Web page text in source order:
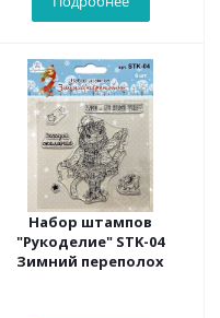
Набор штампов
"Рукоделие" STK-04
Зимний переполох